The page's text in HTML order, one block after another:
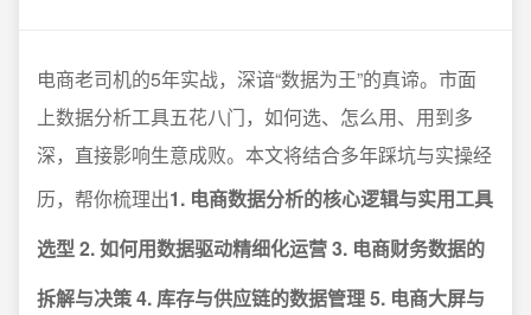
电商老司机的5年实战，深谙“数据为王”的真谛。市面
上数据分析工具五花八门，如何选、怎么用、用到多
深，直接影响生意成败。本文将结合多年踩坑与实操经
历，帮你梳理出1. 电商数据分析的核心逻辑与实用工具
选型 2. 如何用数据驱动精细化运营 3. 电商财务数据的
拆解与决策 4. 库存与供应链的数据管理 5. 电商大屏与